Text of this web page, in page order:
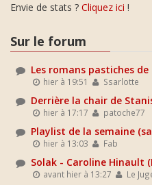
Envie de stats ? Cliquez ici !
Sur le forum
Les romans pastiches de
hier à 19:51 Ssarlotte
Derrière la chair de
hier à 17:17 patoche77
Playlist de la semaine
hier à 13:03 Fab
Solak - Caroline Hinault
avant hier à 13:27 Le